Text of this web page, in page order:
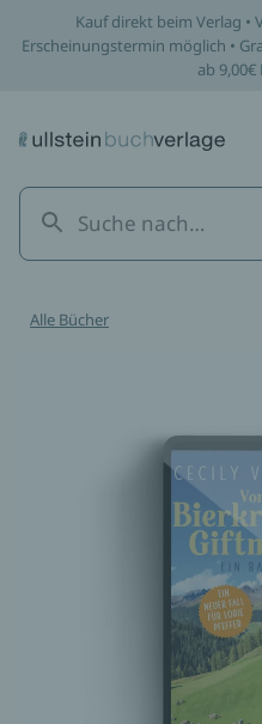
Kauf direkt beim Verlag •
Erscheinungstermin möglich •
ab
Alle Bücher